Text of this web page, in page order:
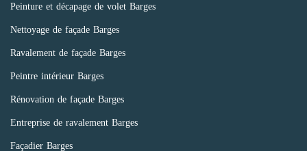
Peinture et décapage de volet Barges
Nettoyage de façade Barges
Ravalement de façade Barges
Peintre intérieur Barges
Rénovation de façade Barges
Entreprise de ravalement Barges
Façadier Barges